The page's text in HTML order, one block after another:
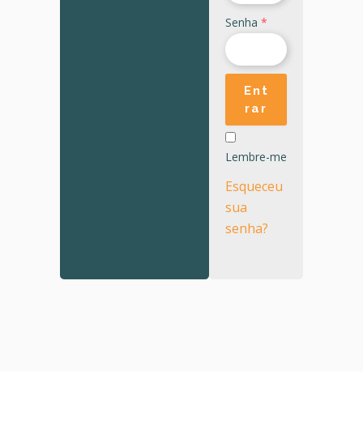
Senha *
Lembre-me
Esqueceu
sua
senha?